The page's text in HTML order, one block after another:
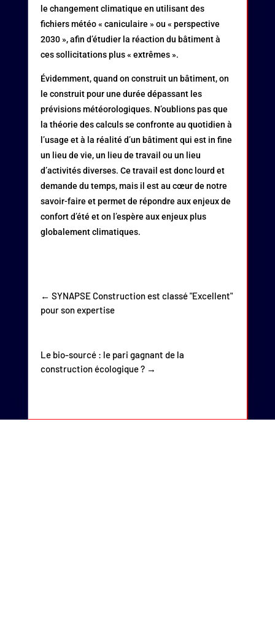
le changement climatique en utilisant des
fichiers météo « caniculaire » ou « perspective
2030 », afin d’étudier la réaction du bâtiment à
ces sollicitations plus « extrêmes ».
Évidemment, quand on construit un bâtiment, on
le construit pour une durée dépassant les
prévisions météorologiques. N’oublions pas que
la théorie des calculs se confronte au quotidien à
l’usage et à la réalité d’un bâtiment qui est in fine
un lieu de vie, un lieu de travail ou un lieu
d’activités diverses. Ce travail est donc lourd et
demande du temps, mais il est au cœur de notre
savoir-faire et permet de répondre aux enjeux de
confort d’été et on l’espère aux enjeux plus
globalement climatiques.
← SYNAPSE Construction est classé "Excellent"
pour son expertise
Le bio-sourcé : le pari gagnant de la
construction écologique ?→